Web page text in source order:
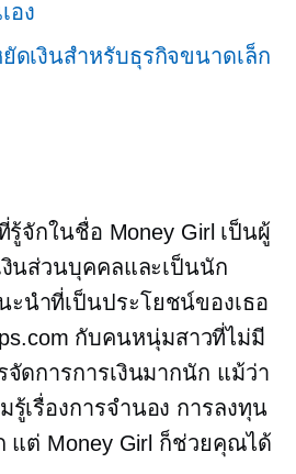
อง
ดเงินสำหรับธุรกิจขนาดเล็ก
รู้จักในชื่อ Money Girl เป็นผู้
นส่วนบุคคลและเป็นนัก
นำที่เป็นประโยชน์ของเธอ
กับคนหนุ่มสาวที่ไม่มี
ดการการเงินมากนัก แม้ว่า
เรื่องการจำนอง การลงทุน
แต่ Money Girl ก็ช่วยคุณได้